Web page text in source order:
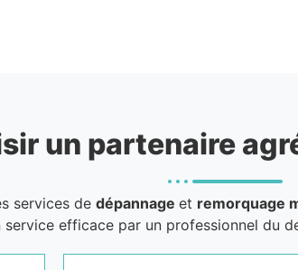
un partenaire
services de dépannage et remorquage
service efficace par un professionnel du